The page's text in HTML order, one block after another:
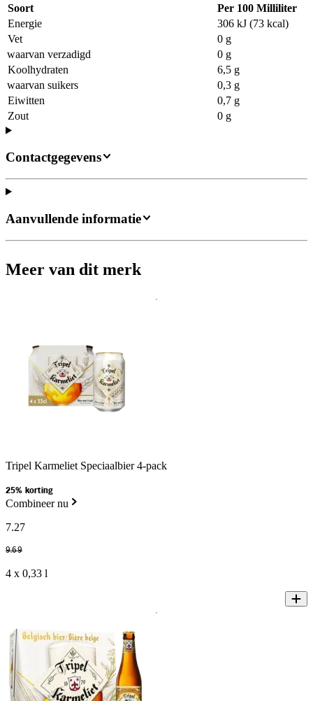
Soort
Per 100 Milliliter
Energie
306 kJ (73 kcal)
Vet
0 g
waarvan verzadigd
0 g
Koolhydraten
6,5 g
waarvan suikers
0,3 g
Eiwitten
0,7 g
Zout
0 g
Contactgegevens
Aanvullende informatie
Meer van dit merk
Tripel Karmeliet Speciaalbier 4-pack
25% korting
Combineer nu
7.27
9.69
4 x 0,33 l